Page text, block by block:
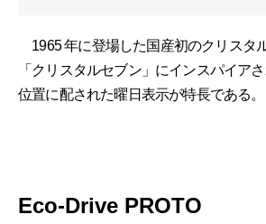
1965 年に登場した国産初のクリスタ
「クリスタルセブン」にインスパイア
位置に配された曜⽇表⽰が特⻑である。
Eco-Drive PROTO